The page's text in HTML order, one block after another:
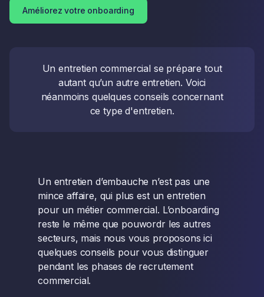
Améliorez votre onboarding
Un entretien commercial se prépare tout
autant qu’un autre entretien. Voici
néanmoins quelques conseils concernant
ce type d'entretien.
Un entretien d’embauche n’est pas une
mince affaire, qui plus est un entretien
pour un métier commercial. L’onboarding
reste le même que pouwordr les autres
secteurs, mais nous vous proposons ici
quelques conseils pour vous distinguer
pendant les phases de recrutement
commercial.